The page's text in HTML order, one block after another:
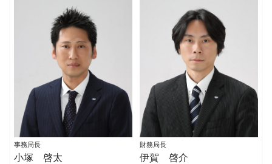
事務局長
小塚 啓太
財務局長
伊賀 啓介